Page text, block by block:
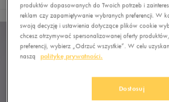
produktów dopasowanych do Twoich potrzeb i
reklam czy zapamiętywanie wybranych preferencji. W
swoją decyzję i ustawienia dotyczące plików cookie
chcesz otrzymywać spersonalizowanej oferty
preferencji, wybierz „Odrzuć wszystkie”. W celu
naszą
politykę prywatności.
Dostosuj